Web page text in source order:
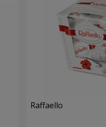
Raffaello